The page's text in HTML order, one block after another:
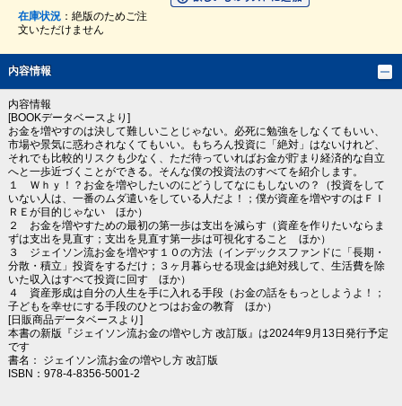
在庫状況：絶版のためご注
文いただけません
内容情報
内容情報
[BOOKデータベースより]
お金を増やすのは決して難しいことじゃない。必死に勉強をしなくてもいい、
市場や景気に惑わされなくてもいい。もちろん投資に「絶対」はないけれど、
それでも比較的リスクも少なく、ただ待っていればお金が貯まり経済的な自立
へと一歩近づくことができる。そんな僕の投資法のすべてを紹介します。
１ Ｗｈｙ！？お金を増やしたいのにどうしてなにもしないの？（投資をして
いない人は、一番のムダ遣いをしている人だよ！；僕が資産を増やすのはＦＩ
ＲＥが目的じゃない ほか）
２ お金を増やすための最初の第一歩は支出を減らす（資産を作りたいならま
ずは支出を見直す；支出を見直す第一歩は可視化すること ほか）
３ ジェイソン流お金を増やす１０の方法（インデックスファンドに「長期・
分散・積立」投資をするだけ；３ヶ月暮らせる現金は絶対残して、生活費を除
いた収入はすべて投資に回す ほか）
４ 資産形成は自分の人生を手に入れる手段（お金の話をもっとしようよ！；
子どもを幸せにする手段のひとつはお金の教育 ほか）
[日販商品データベースより]
本書の新版『ジェイソン流お金の増やし方 改訂版』は2024年9月13日発行予定
です
書名： ジェイソン流お金の増やし方 改訂版
ISBN：978-4-8356-5001-2